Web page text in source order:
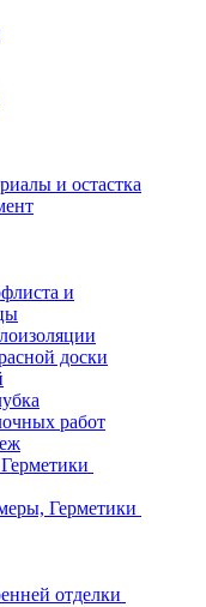
и остастка
и
доски
работ
Герметики
отделки